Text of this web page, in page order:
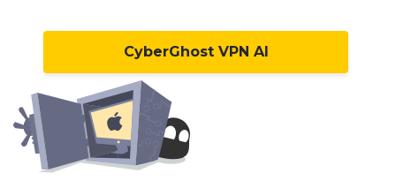
CyberGhost VPN Al